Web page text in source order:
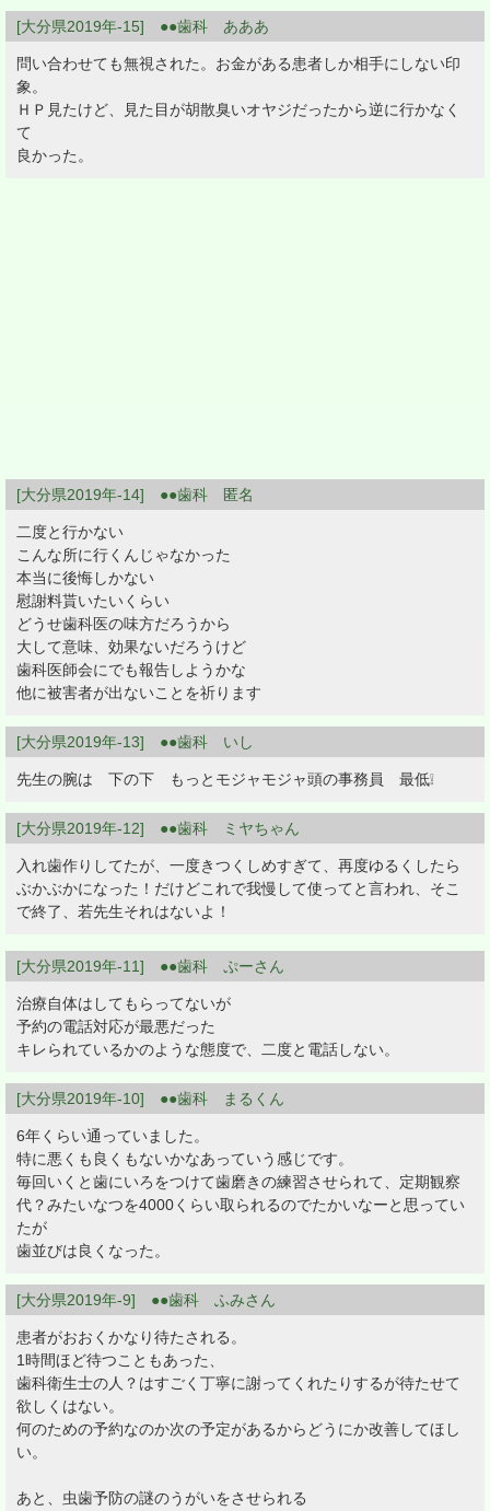
[大分県2019年-15] ●●歯科 あああ
問い合わせても無視された。お金がある患者しか相手にしない印
象。
ＨＰ見たけど、見た目が胡散臭いオヤジだったから逆に行かなく
て
良かった。
[大分県2019年-14] ●●歯科 匿名
二度と行かない
こんな所に行くんじゃなかった
本当に後悔しかない
慰謝料貰いたいくらい
どうせ歯科医の味方だろうから
大して意味、効果ないだろうけど
歯科医師会にでも報告しようかな
他に被害者が出ないことを祈ります
[大分県2019年-13] ●●歯科 いし
先生の腕は 下の下 もっとモジャモジャ頭の事務員 最低❕
[大分県2019年-12] ●●歯科 ミヤちゃん
入れ歯作りしてたが、一度きつくしめすぎて、再度ゆるくしたら
ぶかぶかになった！だけどこれで我慢して使ってと言われ、そこ
で終了、若先生それはないよ！
[大分県2019年-11] ●●歯科 ぷーさん
治療自体はしてもらってないが
予約の電話対応が最悪だった
キレられているかのような態度で、二度と電話しない。
[大分県2019年-10] ●●歯科 まるくん
6年くらい通っていました。
特に悪くも良くもないかなあっていう感じです。
毎回いくと歯にいろをつけて歯磨きの練習させられて、定期観察
代？みたいなつを4000くらい取られるのでたかいなーと思ってい
たが
歯並びは良くなった。
[大分県2019年-9] ●●歯科 ふみさん
患者がおおくかなり待たされる。
1時間ほど待つこともあった、
歯科衛生士の人？はすごく丁寧に謝ってくれたりするが待たせて
欲しくはない。
何のための予約なのか次の予定があるからどうにか改善してほし
い。
あと、虫歯予防の謎のうがいをさせられる